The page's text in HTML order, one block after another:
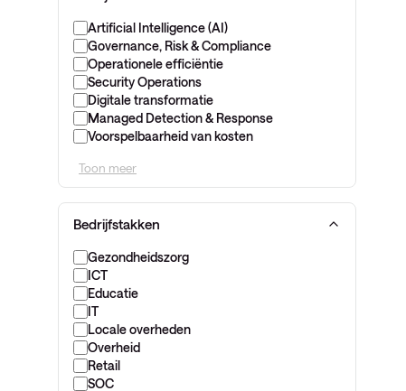
Artificial Intelligence (AI)
Governance, Risk & Compliance
Operationele efficiëntie
Security Operations
Digitale transformatie
Managed Detection & Response
Voorspelbaarheid van kosten
Toon meer
Bedrijfstakken
Gezondheidszorg
ICT
Educatie
IT
Locale overheden
Overheid
Retail
SOC